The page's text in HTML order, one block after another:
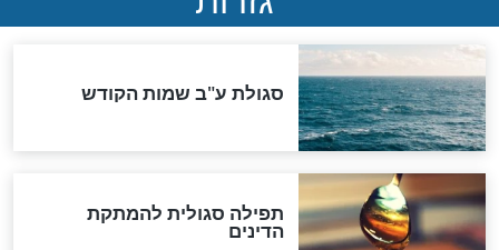
"מודה לקב"ה על כל השנים"
לכל המאמרים